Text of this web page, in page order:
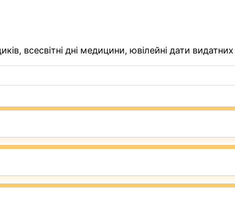
всесвітні дні медицини, ювілейні дати